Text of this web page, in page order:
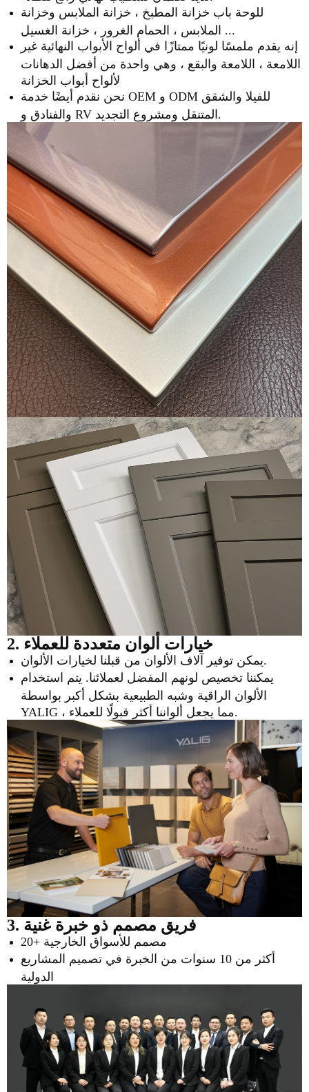
للوحة باب خزانة المطبخ ، خزانة الملابس وخزانة
إنه يقدم ملمسًا لونيًا ممتازًا في ألواح الأبواب النهائية غير
اللامعة ، اللامعة والبقع ، وهي واحدة من أفضل الدهانات
لألواح أبواب الخزانة
نحن نقدم أيضًا خدمة OEM و ODM للفيلا والشقق
2. خيارات ألوان متعددة للعملاء
يمكن توفير آلاف الألوان من قبلنا لخيارات الألوان.
يمكننا تخصيص لونهم المفضل لعملائنا. يتم استخدام
الألوان الراقية وشبه الطبيعية بشكل أكبر بواسطة
3. فريق مصمم ذو خبرة غنية
20+ مصمم للأسواق الخارجية
أكثر من 10 سنوات من الخبرة في تصميم المشاريع
الدولية